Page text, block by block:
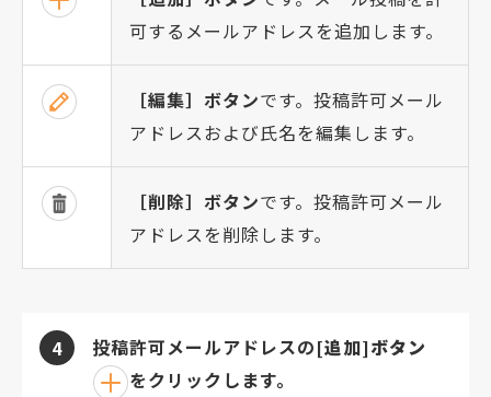
可するメールアドレスを追加します。
［編集］ボタンです。投稿許可メール
アドレスおよび氏名を編集します。
［削除］ボタンです。投稿許可メール
アドレスを削除します。
4 投稿許可メールアドレスの[追加]ボタン
をクリックします。